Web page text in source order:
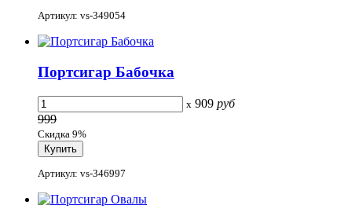
Артикул: vs-349054
Портсигар Бабочка
x 909 руб
999
Скидка 9%
Артикул: vs-346997